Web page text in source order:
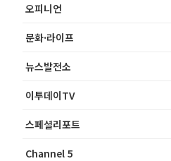
오피니언
문화·라이프
뉴스발전소
이투데이TV
스페셜리포트
Channel 5